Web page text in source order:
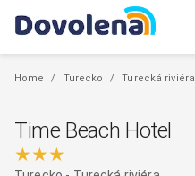
Home / Turecko / Turecká riviéra
Time Beach Hotel
★★★